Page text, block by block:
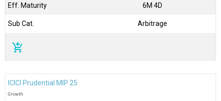
Eff. Maturity 6M 4D
Sub Cat. Arbitrage
add_shopping_cart
ICICI Prudential MIP 25
Growth